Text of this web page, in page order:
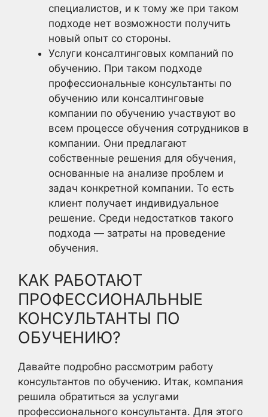
специалистов, и к тому же при таком
подходе нет возможности получить
новый опыт со стороны.
Услуги консалтинговых компаний по
обучению. При таком подходе
профессиональные консультанты по
обучению или консалтинговые
компании по обучению участвуют во
всем процессе обучения сотрудников в
компании. Они предлагают
собственные решения для обучения,
основанные на анализе проблем и
задач конкретной компании. То есть
клиент получает индивидуальное
решение. Среди недостатков такого
подхода — затраты на проведение
обучения.
КАК РАБОТАЮТ
ПРОФЕССИОНАЛЬНЫЕ
КОНСУЛЬТАНТЫ ПО
ОБУЧЕНИЮ?
Давайте подробно рассмотрим работу
консультантов по обучению. Итак, компания
решила обратиться за услугами
профессионального консультанта. Для этого